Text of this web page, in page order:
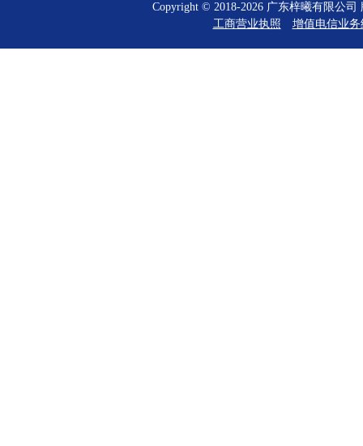
Copyright © 2018-2026 广东梓曦有限公
工商营业执照
增值电信业务